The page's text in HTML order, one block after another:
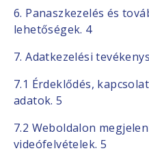
6. Panaszkezelés és
lehetőségek. 4
7. Adatkezelési
7.1 Érdeklődés,
adatok. 5
7.2 Weboldalon
videófelvételek. 5